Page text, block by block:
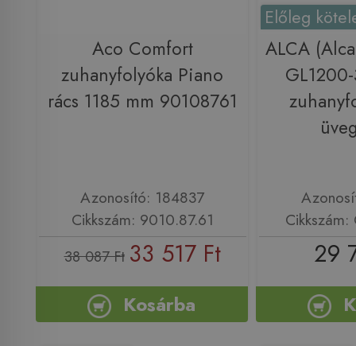
Aco Comfort
zuhanyfolyóka Piano
rács 1185 mm 90108761
Azonosító: 184837
Cikkszám: 9010.87.61
38 087 Ft 33 517 Ft
Kosárba
Előleg
ALCA
29